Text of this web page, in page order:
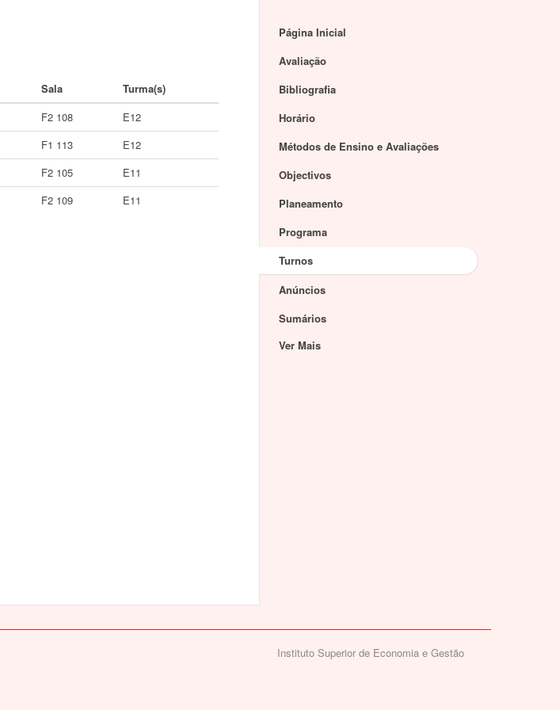
Sala
Turma(s)
F2 108
E12
F1 113
E12
F2 105
E11
F2 109 E11
Página Inicial
Avaliação
Bibliografia
Horário
Métodos de Ensino e Avaliações
Objectivos
Planeamento
Programa
Turnos
Anúncios
Sumários
Ver Mais
Instituto Superior de Economia e Gestão